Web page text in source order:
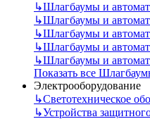
↳Шлагбаумы и
↳Шлагбаумы и
↳Шлагбаумы и
↳Шлагбаумы и
↳Шлагбаумы и
Показать все
Электрооборудование
↳Светотехническое
↳Устройства